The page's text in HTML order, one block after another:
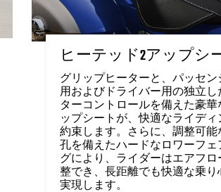
ヒーテッド2アップシ
グリップヒーターと、パッセン
用およびドライバー用の独立し
ターコントロールを備えた豪華
ップシートが、快適なライディ
約束します。さらに、調整可能
孔を備えたハードなロワーフェ
グにより、ライダーはエアフロ
整でき、長距離でも快適な乗り
実現します。